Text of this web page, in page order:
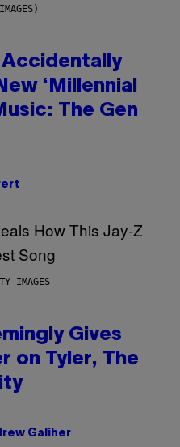
Accidentally
‘Millennial
The Gen
IMAGES
Gives
on Tyler, The
Galiher